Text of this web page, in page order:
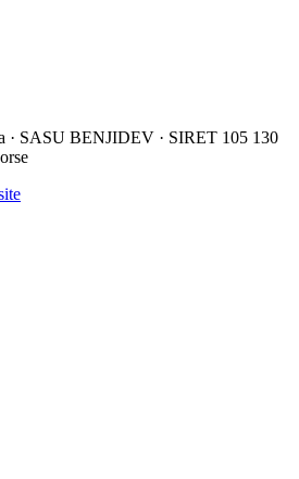
· SASU BENJIDEV · SIRET 105 130